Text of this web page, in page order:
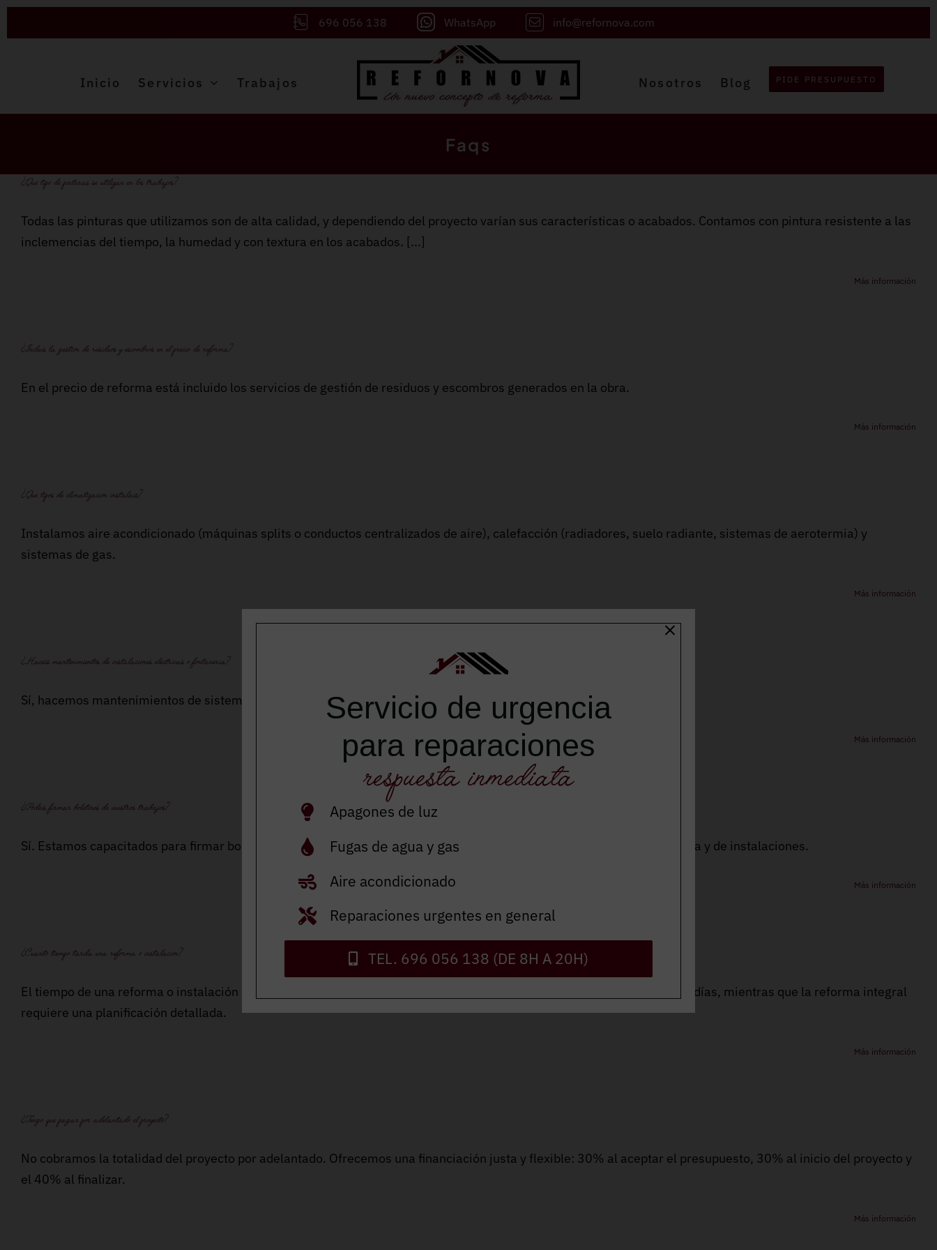
Saltar
696 056 138 WhatsApp info@refornova.com
Inicio Servicios Trabajos Nosotros Blog PIDE PRESUPUESTO
Faqs
¿Qué tipo de pinturas se utilizan en los trabajos?
Todas las pinturas que utilizamos son de alta calidad, y dependiendo del proyecto varían sus características o acabados. Contamos con pintura resistente a las
inclemencias del tiempo, la humedad y con textura en los acabados. [...]
Más información
¿Incluís la gestión de residuos y escombros en el precio de reforma?
En el precio de reforma está incluido los servicios de gestión de residuos y escombros generados en la obra.
Más información
¿Qué tipos de climatización instaláis?
Instalamos aire acondicionado (máquinas splits o conductos centralizados de aire), calefacción (radiadores, suelo radiante, sistemas de aerotermia) y
sistemas de gas.
Más información
¿Hacéis mantenimientos de instalaciones eléctricas o fontanería?
Sí, hacemos mantenimientos de sistemas eléctricos y tuberías para prevenir un desembolso mayor en el futuro.
Más información
¿Podéis firmar boletines de vuestros trabajos?
Sí. Estamos capacitados para firmar boletines de todos nuestros trabajos de fontanería, electricidad, certificados de obra y de instalaciones.
Más información
¿Cuánto tiempo tarda una reforma o instalación?
El tiempo de una reforma o instalación depende de cada necesidad. Las instalaciones se pueden realizar en unos pocos días, mientras que la reforma integral
requiere una planificación detallada.
Más información
¿Tengo que pagar por adelantado el proyecto?
No cobramos la totalidad del proyecto por adelantado. Ofrecemos una financiación justa y flexible: 30% al aceptar el presupuesto, 30% al inicio del proyecto y
el 40% al finalizar.
Más información
Servicio de urgencia
para reparaciones
respuesta inmediata
Apagones de luz
Fugas de agua y gas
Aire acondicionado
Reparaciones urgentes en general
TEL. 696 056 138 (DE 8H A 20H)